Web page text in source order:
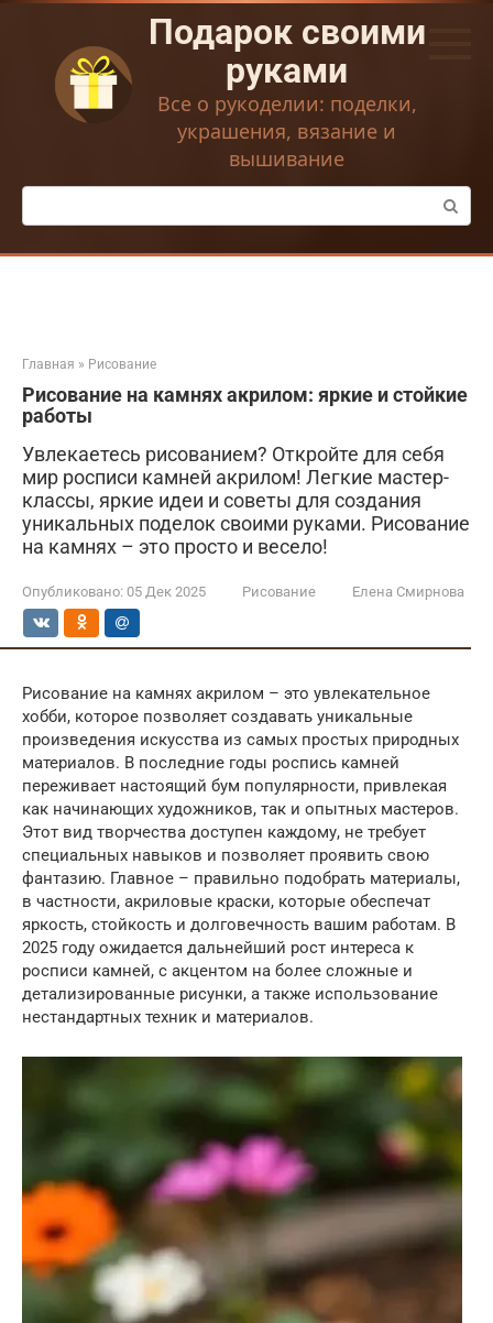
Перейти
контенту
Подарок своими
руками
Все о рукоделии: поделки,
украшения, вязание и
вышивание
Поиск:
Главная » Рисование
Рисование на камнях акрилом: яркие и стойкие
работы
Увлекаетесь рисованием? Откройте для себя
мир росписи камней акрилом! Легкие мастер-
классы, яркие идеи и советы для создания
уникальных поделок своими руками. Рисование
на камнях – это просто и весело!
Опубликовано: 05 Дек 2025 Рисование Елена Смирнова
Рисование на камнях акрилом – это увлекательное
хобби, которое позволяет создавать уникальные
произведения искусства из самых простых природных
материалов. В последние годы роспись камней
переживает настоящий бум популярности, привлекая
как начинающих художников, так и опытных мастеров.
Этот вид творчества доступен каждому, не требует
специальных навыков и позволяет проявить свою
фантазию. Главное – правильно подобрать материалы,
в частности, акриловые краски, которые обеспечат
яркость, стойкость и долговечность вашим работам. В
2025 году ожидается дальнейший рост интереса к
росписи камней, с акцентом на более сложные и
детализированные рисунки, а также использование
нестандартных техник и материалов.